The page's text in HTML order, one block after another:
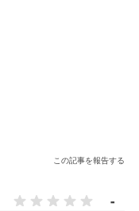
この記事を報告する
-